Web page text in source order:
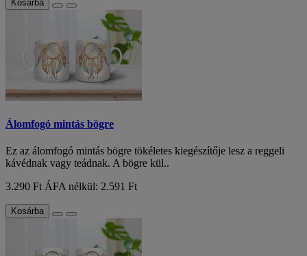
Kosárba
Álomfogó mintás bögre
Ez az álomfogó mintás bögre tökéletes kiegészítője lesz a reggeli
kávédnak vagy teádnak. A bögre kül..
3.290 Ft ÁFA nélkül: 2.591 Ft
Kosárba